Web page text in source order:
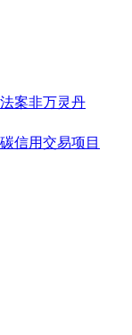
案非万灵丹
信用交易项目